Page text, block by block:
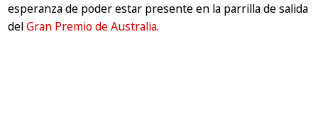
esperanza de poder estar presente en la parrilla de salida
delGran Premio de Australia.